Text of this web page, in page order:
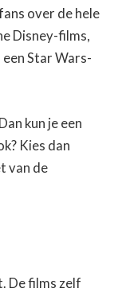
over de hele
Disney-films,
Star Wars-
kun je een
Kies dan
van de
De films zelf